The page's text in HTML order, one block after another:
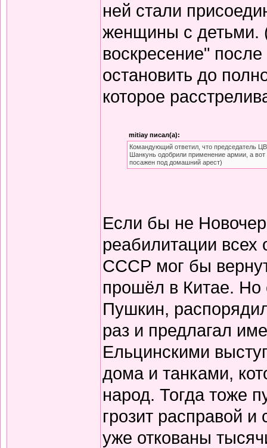
ней стали
женщины с детьми.
воскресение"
остановить до
которое
mitiay писал(а):
Командующий ответил, что председатель
Шанкунь одобрили применение армии, а
посажен под домашний арест)
Если бы не
реабилитации всех
СССР мог бы
прошёл в Китае. Но
Пушкин,
раз и предлагал
Ельцинскими
дома и танками,
народ. Тогда тоже
грозит расправой
уже откованы